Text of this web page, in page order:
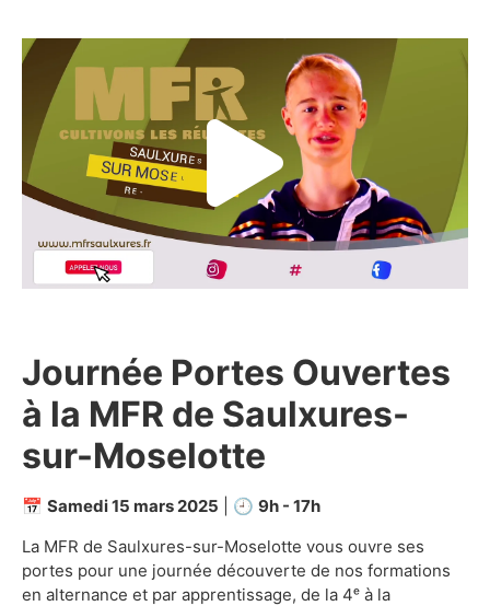
Journée Portes Ouvertes
à la MFR de Saulxures-
sur-Moselotte
📅 Samedi 15 mars 2025 | 🕘 9h - 17h
La MFR de Saulxures-sur-Moselotte vous ouvre ses
portes pour une journée découverte de nos formations
en alternance et par apprentissage, de la 4ᵉ à la